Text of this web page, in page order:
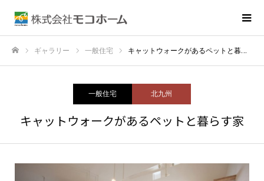
ギャラリー 一般住宅 キャットウォークがあるペットと暮らす家
一般住宅 北九州
キャットウォークがあるペットと暮らす家